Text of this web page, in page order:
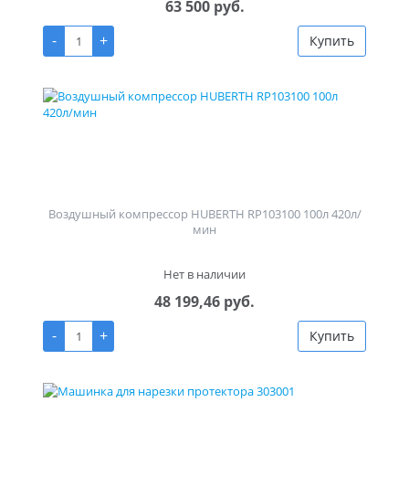
63 500 руб.
-
+ Купить
Воздушный компрессор HUBERTH RP103100 100л 420л/
мин
Нет в наличии
48 199,46 руб.
-
+ Купить